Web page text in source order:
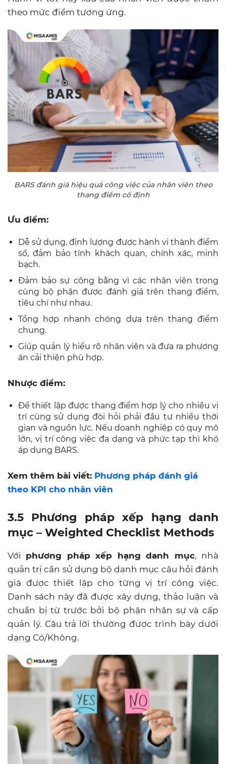
theo mức điểm tương ứng.
BARS đánh giá hiệu quả công việc của nhân viên theo
thang điểm cố định
Ưu điểm:
Dễ sử dụng, định lượng được hành vi thành điểm
số, đảm bảo tính khách quan, chính xác, minh
bạch.
Đảm bảo sự công bằng vì các nhân viên trong
cùng bộ phận được đánh giá trên thang điểm,
tiêu chí như nhau.
Tổng hợp nhanh chóng dựa trên thang điểm
chung.
Giúp quản lý hiểu rõ nhân viên và đưa ra phương
án cải thiện phù hợp.
Nhược điểm:
Để thiết lập được thang điểm hợp lý cho nhiều vị
trí cùng sử dụng đòi hỏi phải đầu tư nhiều thời
gian và nguồn lực. Nếu doanh nghiệp có quy mô
lớn, vị trí công việc đa dạng và phức tạp thì khó
áp dụng BARS.
Xem thêm bài viết: Phương pháp đánh giá
theo KPI cho nhân viên
3.5 Phương pháp xếp hạng danh
mục – Weighted Checklist Methods
Với phương pháp xếp hạng danh mục, nhà
quản trị cần sử dụng bộ danh mục câu hỏi đánh
giá được thiết lập cho từng vị trí công việc.
Danh sách này đã được xây dựng, thảo luận và
chuẩn bị từ trước bởi bộ phận nhân sự và cấp
quản lý. Câu trả lời thường được trình bày dưới
dạng Có/Không.